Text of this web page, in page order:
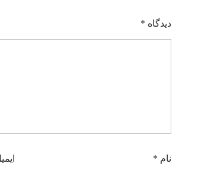
دیدگاه *
نام *